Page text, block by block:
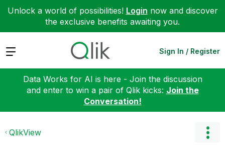
Unlock a world of possibilities! Login now and discover
the exclusive benefits awaiting you.
Expand Sign In / Register
Data Works for AI is here - Join the discussion
and enter to win a pair of Qlik kicks: Join the
Conversation!
QlikView